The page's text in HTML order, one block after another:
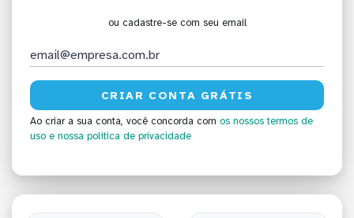
ou cadastre-se com seu email
Ao criar a sua conta, você concorda com os nossos termos de
uso e nossa política de privacidade